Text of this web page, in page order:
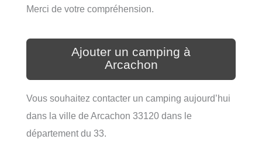
Merci de votre compréhension.
Ajouter un camping à
Arcachon
Vous souhaitez contacter un camping aujourd’hui
dans la ville de Arcachon 33120 dans le
département du 33.